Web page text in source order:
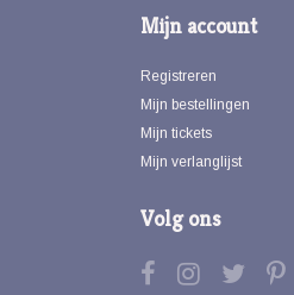
Mijn account
Registreren
Mijn bestellingen
Mijn tickets
Mijn verlanglijst
Volg ons